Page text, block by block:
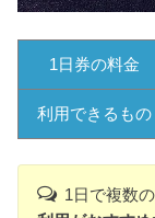
1日券の料金
利用できるもの
1日で複数